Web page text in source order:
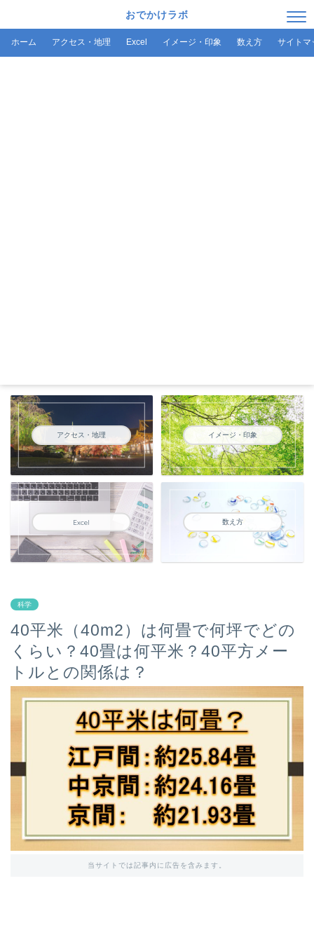
おでかけラボ
ホーム アクセス・地理 Excel イメージ・印象 数え方 サイトマ
アクセス・地理 イメージ・印象
Excel 数え方
科学
40平米（40m2）は何畳で何坪でどの
くらい？40畳は何平米？40平方メー
トルとの関係は？
当サイトでは記事内に広告を含みます。